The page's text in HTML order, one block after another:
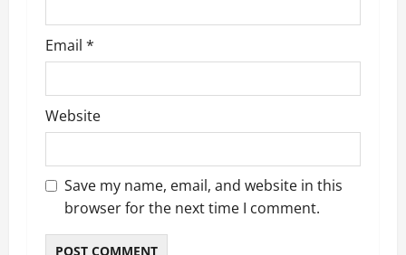
Email *
Website
Save my name, email, and website in this
browser for the next time I comment.